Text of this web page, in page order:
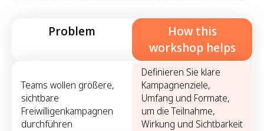
Problem
How this
workshop helps
Teams wollen größere,
sichtbare
Freiwilligenkampagnen
durchführen
Definieren Sie klare
Kampagnenziele,
Umfang und Formate,
um die Teilnahme,
Wirkung und Sichtbarkeit